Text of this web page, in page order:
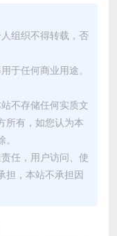
组织不得转载，否
于任何商业用途。
不存储任何实质文
所有，如您认为本
任，用户访问、使
担，本站不承担因